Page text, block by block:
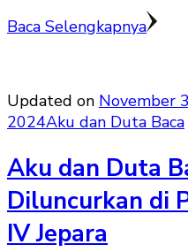
Baca Selengkapnya
Updated on November
2024Aku dan Duta Baca
Aku dan Duta
Diluncurkan di
IV Jepara